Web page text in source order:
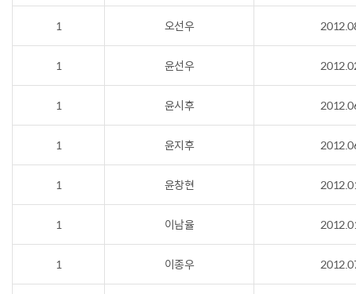
1 오선우
1 윤선우
1 윤시후
1 윤지후
1 윤창현
1 이남율
1 이종우